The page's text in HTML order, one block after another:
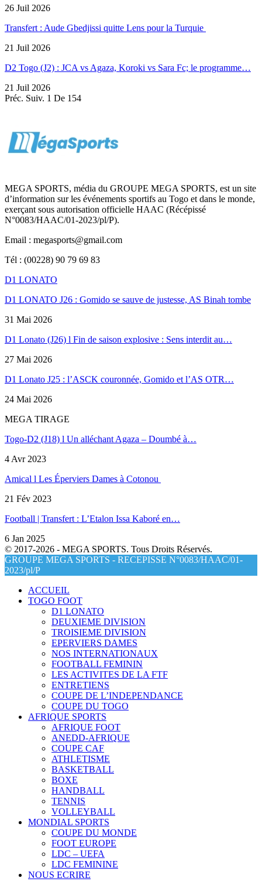
26 Juil 2026
Transfert : Aude Gbedjissi quitte Lens pour la Turquie
21 Juil 2026
D2 Togo (J2) : JCA vs Agaza, Koroki vs Sara Fc; le programme…
21 Juil 2026
Préc. Suiv. 1 De 154
MEGA SPORTS, média du GROUPE MEGA SPORTS, est un site
d’information sur les événements sportifs au Togo et dans le monde,
exerçant sous autorisation officielle HAAC (Récépissé
N°0083/HAAC/01-2023/pl/P).
Email : megasports@gmail.com
Tél : (00228) 90 79 69 83
D1 LONATO
D1 LONATO J26 : Gomido se sauve de justesse, AS Binah tombe
31 Mai 2026
D1 Lonato (J26) l Fin de saison explosive : Sens interdit au…
27 Mai 2026
D1 Lonato J25 : l’ASCK couronnée, Gomido et l’AS OTR…
24 Mai 2026
MEGA TIRAGE
Togo-D2 (J18) l Un alléchant Agaza – Doumbé à…
4 Avr 2023
Amical l Les Éperviers Dames à Cotonou
21 Fév 2023
Football | Transfert : L’Etalon Issa Kaboré en…
6 Jan 2025
© 2017-2026 - MEGA SPORTS. Tous Droits Réservés.
GROUPE MEGA SPORTS - RECEPISSE N°0083/HAAC/01-
2023/pl/P
ACCUEIL
TOGO FOOT
D1 LONATO
DEUXIEME DIVISION
TROISIEME DIVISION
EPERVIERS DAMES
NOS INTERNATIONAUX
FOOTBALL FEMININ
LES ACTIVITES DE LA FTF
ENTRETIENS
COUPE DE L’INDEPENDANCE
COUPE DU TOGO
AFRIQUE SPORTS
AFRIQUE FOOT
ANEDD-AFRIQUE
COUPE CAF
ATHLETISME
BASKETBALL
BOXE
HANDBALL
TENNIS
VOLLEYBALL
MONDIAL SPORTS
COUPE DU MONDE
FOOT EUROPE
LDC – UEFA
LDC FEMININE
NOUS ECRIRE